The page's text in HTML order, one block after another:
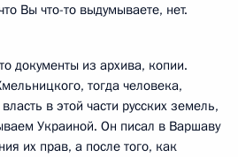
Вы что-то выдумываете, нет.
документы из архива, копии.
тогда человека,
в этой части русских земель,
Украиной. Он писал в Варшаву
их прав, а после того, как